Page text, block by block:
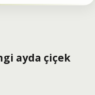
ayda çiçek